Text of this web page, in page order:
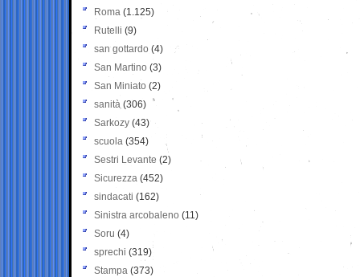
Roma (1.125)
Rutelli (9)
san gottardo (4)
San Martino (3)
San Miniato (2)
sanità (306)
Sarkozy (43)
scuola (354)
Sestri Levante (2)
Sicurezza (452)
sindacati (162)
Sinistra arcobaleno (11)
Soru (4)
sprechi (319)
Stampa (373)